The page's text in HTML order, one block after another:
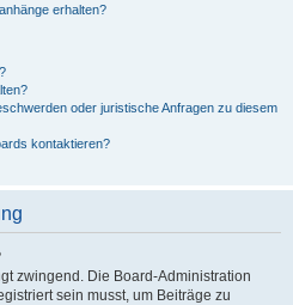
erhalten?
oder juristische Anfragen zu diesem
kontaktieren?
zwingend. Die Board-Administration
sein musst, um Beiträge zu